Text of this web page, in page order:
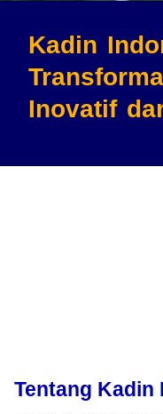
Kadin
Inovatif
Tentang Kadin